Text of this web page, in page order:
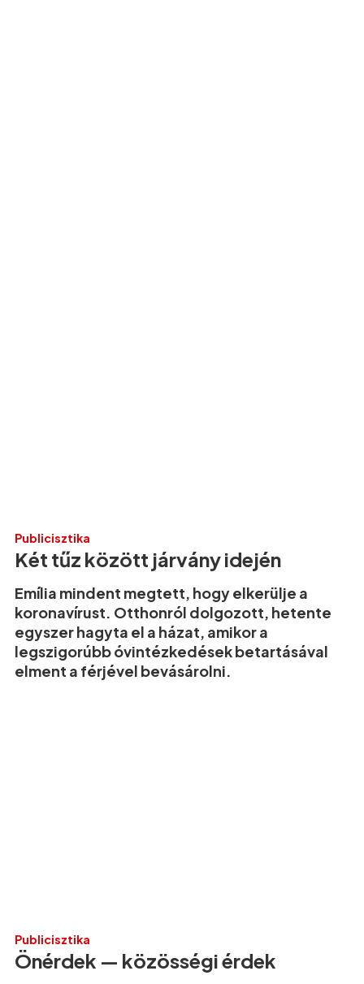
Publicisztika
Két tűz között járvány idején
Emília mindent megtett, hogy elkerülje a
koronavírust. Otthonról dolgozott, hetente
egyszer hagyta el a házat, amikor a
legszigorúbb óvintézkedések betartásával
elment a férjével bevásárolni.
Publicisztika
Önérdek — közösségi érdek